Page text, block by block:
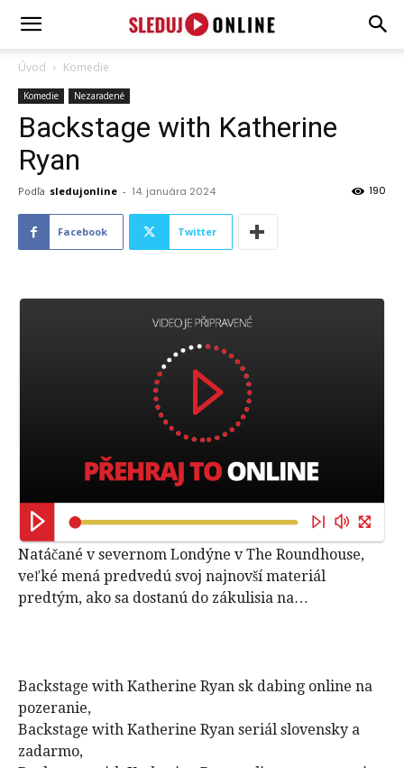
SledujOnline.sk
Úvod Komedie
Komedie Nezaradené
Backstage with Katherine
Ryan
Podľa sledujonline - 14. januára 2024 190
Facebook Twitter
Natáčané v severnom Londýne v The Roundhouse,
veľké mená predvedú svoj najnovší materiál
predtým, ako sa dostanú do zákulisia na…
Backstage with Katherine Ryan sk dabing online na
pozeranie,
Backstage with Katherine Ryan seriál slovensky a
zadarmo,